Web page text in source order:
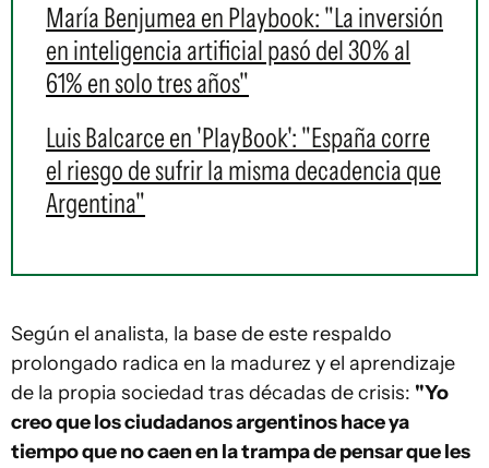
María Benjumea en Playbook: "La inversión
en inteligencia artificial pasó del 30% al
61% en solo tres años"
Luis Balcarce en 'PlayBook': "España corre
el riesgo de sufrir la misma decadencia que
Argentina"
Según el analista, la base de este respaldo
prolongado radica en la madurez y el aprendizaje
de la propia sociedad tras décadas de crisis: "Yo
creo que los ciudadanos argentinos hace ya
tiempo que no caen en la trampa de pensar que les